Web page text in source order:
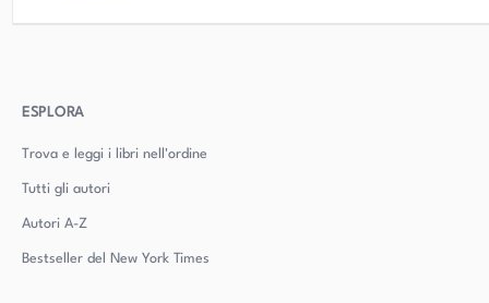
ESPLORA
Trova e leggi i libri nell'ordine
Tutti gli autori
Autori A-Z
Bestseller del New York Times